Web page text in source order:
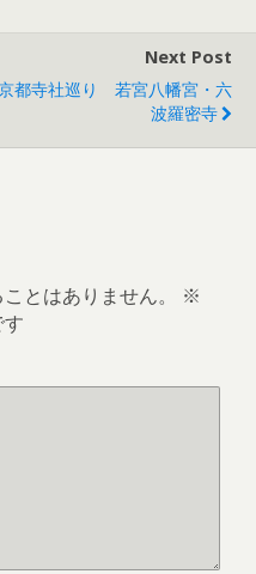
Next Post
都寺社巡り 若宮八幡宮・六
波羅密寺
とはありません。
※